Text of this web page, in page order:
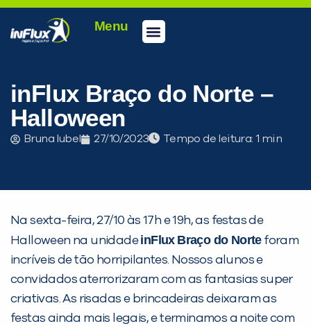
Menu
inFlux Braço do Norte –
Halloween
Bruna Iubel 27/10/2023 Tempo de leitura:
Na sexta-feira, 27/10 às 17h e 19h, as festas de
Halloween na unidadeinFlux Braço do Norteforam
incríveis de tão horripilantes. Nossos alunos e
convidados aterrorizaram com as fantasias super
criativas. As risadas e brincadeiras deixaram as
festas ainda mais legais, e terminamos a noite com
PEÇA UMA DEMONSTRAÇÃO DE MÉTODO